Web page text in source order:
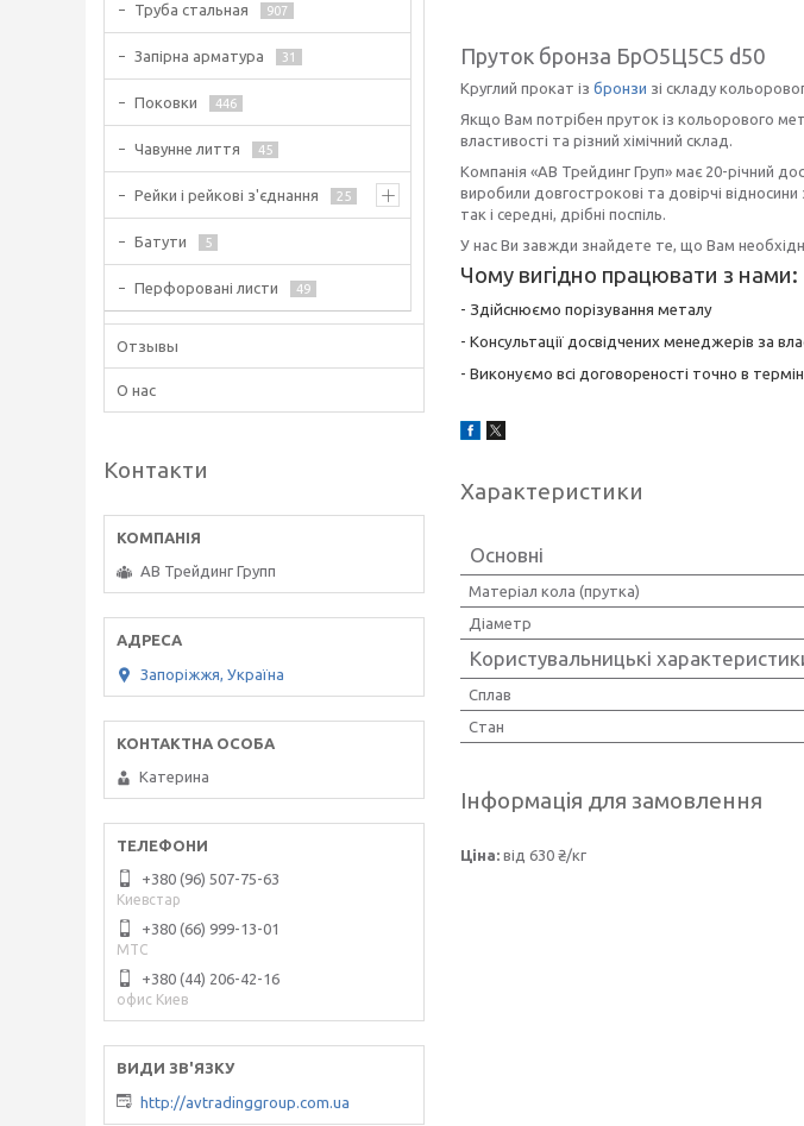
Пруток бронза БрО5Ц5С5 d50
Круглий прокат із бронзи зі складу
Якщо Вам потрібен пруток із кольорового
властивості та різний хімічний склад.
Компанія «АВ Трейдинг Груп» має 20-річний
виробили довгострокові та довірчі
так і середні, дрібні поспіль.
У нас Ви завжди знайдете те, що Вам
Чому вигідно працювати з нами:
- Здійснюємо порізування металу
- Консультації досвідчених менеджерів за
- Виконуємо всі договореності точно в
Характеристики
Основні
Матеріал кола (прутка)
Діаметр
Користувальницькі
Сплав
Стан
Інформація для замовлення
Ціна: від 630 ₴/кг
Труба стальная 907
Запірна арматура 31
Поковки 446
Чавунне лиття 45
Рейки і рейкові з'єднання 25
Батути 5
Перфоровані листи 49
Отзывы
О нас
Контакти
АВ Трейдинг Групп
Запоріжжя, Україна
Катерина
+380 (96) 507-75-63
Киевстар
+380 (66) 999-13-01
МТС
+380 (44) 206-42-16
офис Киев
http://avtradinggroup.com.ua